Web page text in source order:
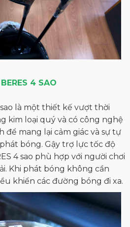
4 SAO
là một thiết kế vượt thời
kim loại quý và có công nghệ
để mang lại cảm giác và sự tự
bóng. Gậy trợ lực tốc độ
4 sao phù hợp với người chơi
Khi phát bóng không cần
khiển các đường bóng đi xa.